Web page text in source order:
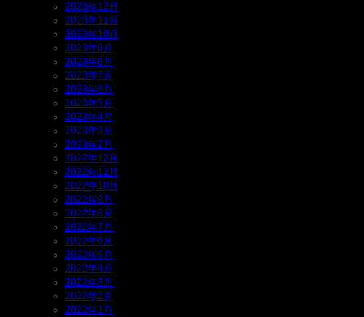
2023年12月
2023年11月
2023年10月
2023年9月
2023年8月
2023年7月
2023年6月
2023年5月
2023年4月
2023年3月
2023年2月
2022年12月
2022年11月
2022年10月
2022年9月
2022年8月
2022年7月
2022年6月
2022年5月
2022年4月
2022年3月
2022年2月
2022年1月